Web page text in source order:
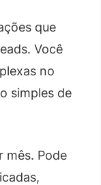
que
Você
no
simples de
mês. Pode